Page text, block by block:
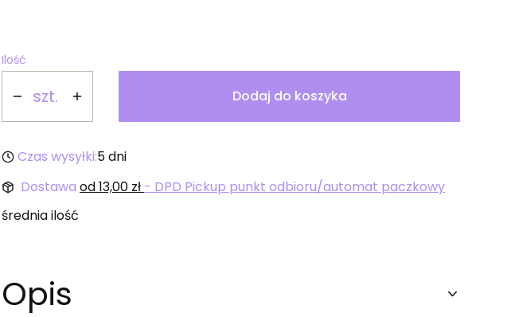
Ilość
szt. Dodaj do koszyka
Czas wysyłki:5 dni
Dostawa od 13,00 zł - DPD Pickup punkt odbioru/automat paczkowy
średnia ilość
Opis